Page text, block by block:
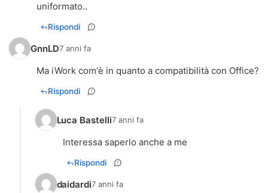
uniformato..
Rispondi
GnnLD7 anni fa
Ma iWork com'è in quanto a compatibilità con Office?
Rispondi
Luca Bastelli7 anni fa
Interessa saperlo anche a me
Rispondi
daidardi7 anni fa